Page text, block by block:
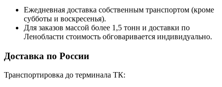
Ежедневная доставка собственным транспортом (кроме
субботы и воскресенья).
Для заказов массой более 1,5 тонн и доставки по
Ленобласти стоимость обговаривается индивидуально.
Доставка по России
Транспортировка до терминала ТК: